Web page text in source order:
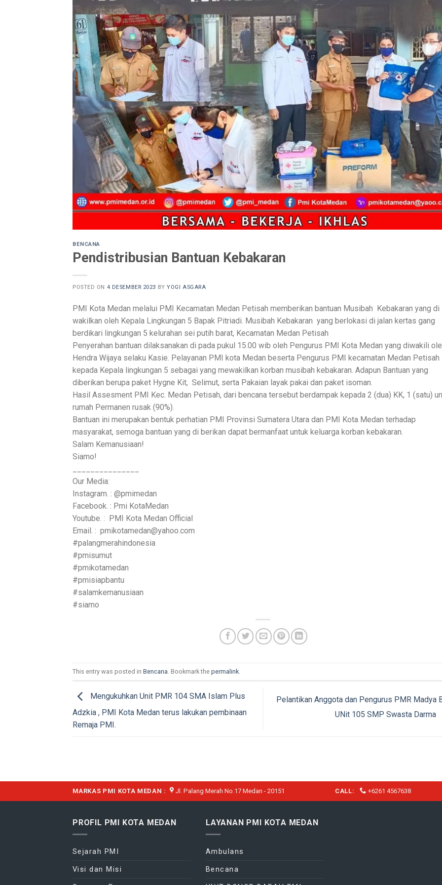
BENCANA
Pendistribusian Bantuan Kebakaran
POSTED ON 4 DESEMBER 2023 BYYOGI ASGARA
PMI Kota Medan melalui PMI Kecamatan Medan Petisah memberikan bantuan Musibah Kebakaran yang di
wakilkan oleh Kepala Lingkungan 5 Bapak Pitriadi. Musibah Kebakaran yang berlokasi di jalan kertas gang
berdikari lingkungan 5 kelurahan sei putih barat, Kecamatan Medan Petisah
Penyerahan bantuan dilaksanakan di pada pukul 15.00 wib oleh Pengurus PMI Kota Medan yang diwakili
Hendra Wijaya selaku Kasie. Pelayanan PMI kota Medan beserta Pengurus PMI kecamatan Medan Petisah
kepada Kepala lingkungan 5 sebagai yang mewakilkan korban musibah kebakaran. Adapun Bantuan yang
diberikan berupa paket Hygne Kit, Selimut, serta Pakaian layak pakai dan paket isoman.
Hasil Assesment PMI Kec. Medan Petisah, dari bencana tersebut berdampak kepada 2 (dua) KK, 1 (satu)
rumah Permanen rusak (90%).
Bantuan ini merupakan bentuk perhatian PMI Provinsi Sumatera Utara dan PMI Kota Medan terhadap
masyarakat, semoga bantuan yang di berikan dapat bermanfaat untuk keluarga korban kebakaran.
Salam Kemanusiaan!
Siamo!
Our Media:
Instagram. : @pmimedan
Facebook. : Pmi KotaMedan
Youtube. : PMI Kota Medan Official
Email. : pmikotamedan@yahoo.com
#palangmerahindonesia
#pmisumut
#pmikotamedan
#pmisiapbantu
#salamkemanusiaan
#siamo
This entry was posted in Bencana . Bookmark the permalink
Mengukuhkan Unit PMR 104 SMA Islam Plus
Adzkia , PMI Kota Medan terus lakukan pembinaan
Remaja PMI.
Pelantikan Anggota dan Pengurus PMR Madya
UNit 105 SMP Swasta Darma
MARKAS PMI KOTA MEDAN : Jl. Palang Merah No.17 Medan - 20151 CALL: +6261 4567638
PROFIL PMI KOTA MEDAN
Sejarah PMI
Visi dan Misi
LAYANAN PMI KOTA MEDAN
Ambulans
Bencana